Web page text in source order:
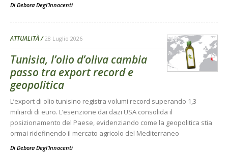
Di Debora Degl’Innocenti
ATTUALITÀ 28 Luglio 2026
Tunisia, l’olio d’oliva cambia
passo tra export record e
geopolitica
L’export di olio tunisino registra volumi record superando 1,3
miliardi di euro. L’esenzione dai dazi USA consolida il
posizionamento del Paese, evidenziando come la geopolitica stia
ormai ridefinendo il mercato agricolo del Mediterraneo
Di Debora Degl’Innocenti